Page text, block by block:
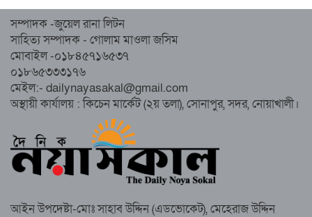
নোয়াখালীতে ইসলামী মহাসমাবেশের প্রস্তুতি
সম্পন্ন, অংশ নেবেন লক্ষাধিক মানুষ
নোয়াখালীতে ইসলামী ছাত্রশিবিরের ‘অদম্য
জুলাই’ মিছিল
সুবর্ণচরে মায়ের অভিযোগে সাবেক ভাইস
চেয়ারম্যান গ্রেপ্তার
সম্পাদক -জুয়েল রানা লিটন
সাহিত্য সম্পাদক - গোলাম মাওলা জসিম
মোবাইল -০১৮৪৫৭১৬৫৩৭
০১৮৬৫৩৩৩১৭৬
মেইল:- dailynayasakal@gmail.com
অস্থায়ী কার্যালয় : কিচেন মার্কেট (২য় তলা), সোনাপুর, সদর, নোয়াখালী।
আইন উপদেষ্টা-মোঃ সাহাব উদ্দিন (এডভোকেট), মেহেরাজ উদ্দিন